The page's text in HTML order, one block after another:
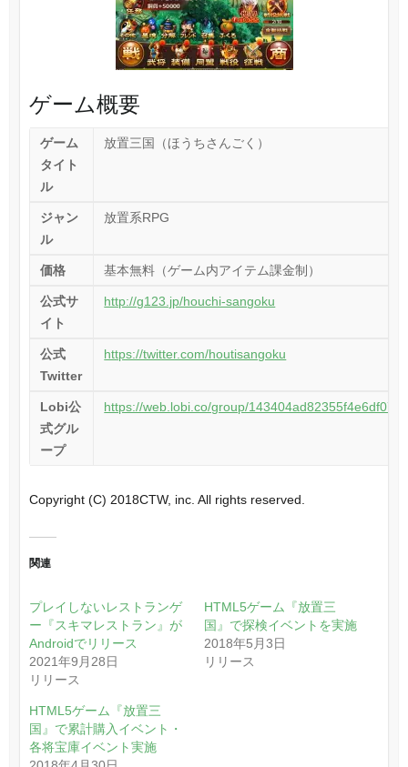
ゲーム概要
ゲーム
タイト
ル
放置三国（ほうちさんごく）
ジャン
ル
放置系RPG
価格 基本無料（ゲーム内アイテム課金制）
公式サ
イト
http://g123.jp/houchi-sangoku
公式
Twitter
https://twitter.com/houtisangoku
Lobi公
式グル
ープ
https://web.lobi.co/group/
Copyright (C) 2018CTW, inc. All rights reserved.
関連
プレイしないレストランゲ
ー『スキマレストラン』が
Androidでリリース
2021年9月28日
リリース
HTML5ゲーム『放置三
国』で探検イベントを実施
2018年5月3日
リリース
HTML5ゲーム『放置三
国』で累計購入イベント・
各将宝庫イベント実施